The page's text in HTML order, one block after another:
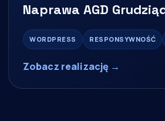
Naprawa AGD
WORDPRESS RESPONSYWNOŚĆ
Zobacz realizację →